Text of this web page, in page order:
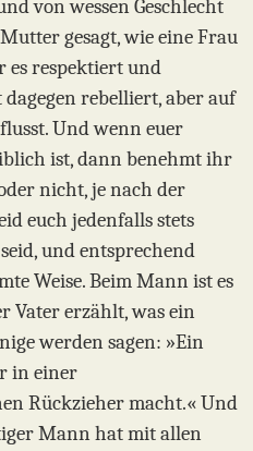
von wessen Geschlecht
gesagt, wie eine Frau
es respektiert und
rebelliert, aber auf
Und wenn euer
ist, dann benehmt ihr
nicht, je nach der
euch jedenfalls stets
und entsprechend
Weise. Beim Mann ist es
Vater erzählt, was ein
werden sagen: »Ein
in einer
Rückzieher macht.« Und
Mann hat mit allen